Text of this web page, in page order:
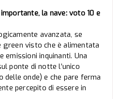
la nave: voto 10 e
avanzata, se
green visto che è alimentata
emissioni inquinanti. Una
ponte di notte l’unico
delle onde) e che pare ferma
percepito di essere in